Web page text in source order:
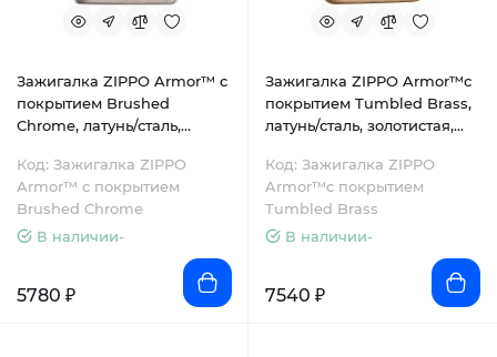
Зажигалка ZIPPO Armor™ c
покрытием Brushed
Chrome, латунь/сталь,
38x13x57 мм
Код: Зажигалка ZIPPO
Armor™ c покрытием
Brushed Chrome
В наличии-
5780 ₽
Зажигалка ZIPPO Armor™с
покрытием Tumbled Brass,
латунь/сталь, золотистая,
Код: Зажигалка ZIPPO
Armor™с покрытием
Tumbled Brass
В наличии-
7540 ₽